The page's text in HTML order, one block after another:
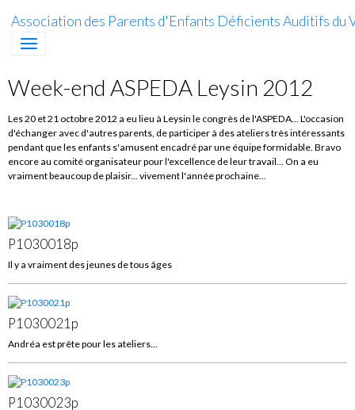
Association des Parents d'Enfants Déficients Auditifs du
Week-end ASPEDA Leysin 2012
Les 20 et 21 octobre 2012 a eu lieu à Leysin le congrès de l'ASPEDA... L'occasion
d'échanger avec d'autres parents, de participer à des ateliers très intéressants
pendant que les enfants s'amusent encadré par une équipe formidable. Bravo
encore au comité organisateur pour l'excellence de leur travail... On a eu
vraiment beaucoup de plaisir... vivement l'année prochaine...
P1030018p
Il y a vraiment des jeunes de tous âges
P1030021p
Andréa est prête pour les ateliers...
P1030023p